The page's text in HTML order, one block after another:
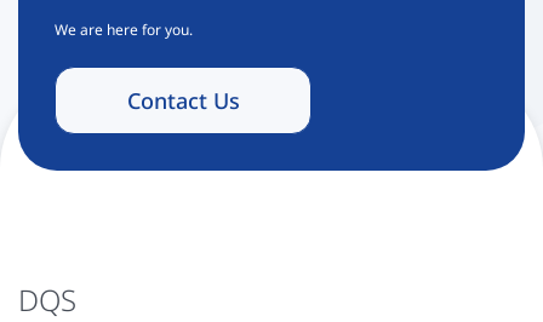
We are here for you.
Contact Us
DQS